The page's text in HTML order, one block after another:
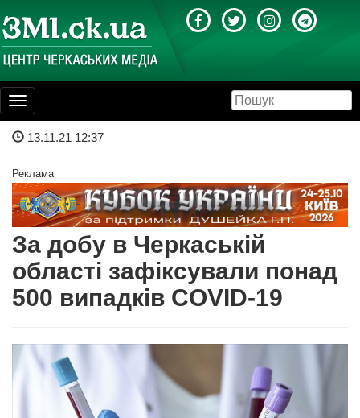
Toggle
navigation
13.11.21 12:37
Реклама
За добу в Черкаській
області зафіксували понад
500 випадків COVID-19